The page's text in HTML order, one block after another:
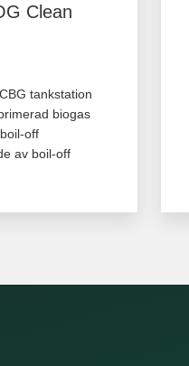
Clean
tankstation
biogas
off
av boil-off